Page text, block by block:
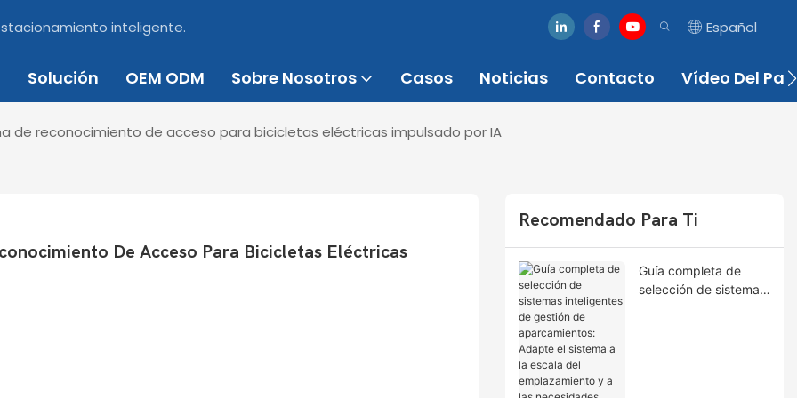
inteligente. Español
Solución OEM ODM Sobre Nosotros Casos Noticias Contacto Vídeo Del
de reconocimiento de acceso para bicicletas eléctricas impulsado por IA
De Acceso Para Bicicletas Eléctricas
Recomendado Para Ti
Guía completa de
selección de sistemas